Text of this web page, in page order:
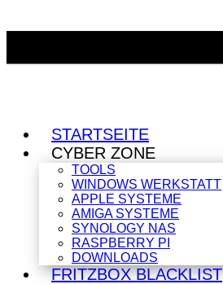
STARTSEITE
CYBER ZONE
TOOLS
WINDOWS WERKSTATT
APPLE SYSTEME
AMIGA SYSTEME
SYNOLOGY NAS
RASPBERRY PI
DOWNLOADS
FRITZBOX BLACKLIST